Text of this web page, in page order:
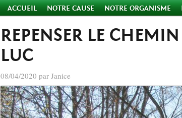
ACCUEIL NOTRE CAUSE NOTRE ORGANISME
REPENSER LE
LUC
08/04/2020 par Janice